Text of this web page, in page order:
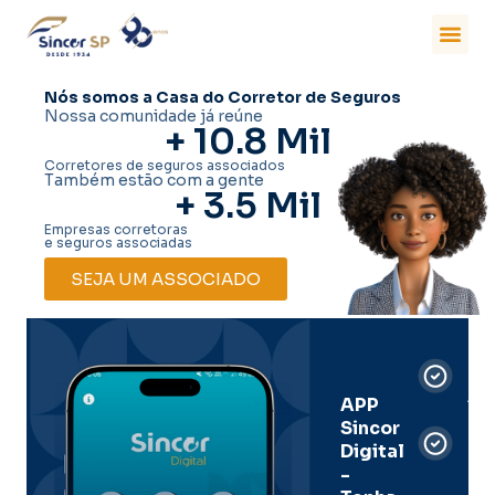
Nós somos a Casa do Corretor de Seguros
Nossa comunidade já reúne
+ 10.8 Mil
Corretores de seguros associados
Também estão com a gente
+ 3.5 Mil
Empresas corretoras
e seguros associadas
SEJA UM ASSOCIADO
APP
Sincor
Digital
-